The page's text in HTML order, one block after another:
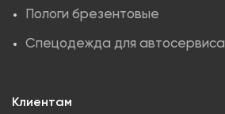
Пологи брезентовые
Спецодежда для автосервиса
Клиентам